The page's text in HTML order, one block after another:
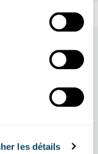
les détails